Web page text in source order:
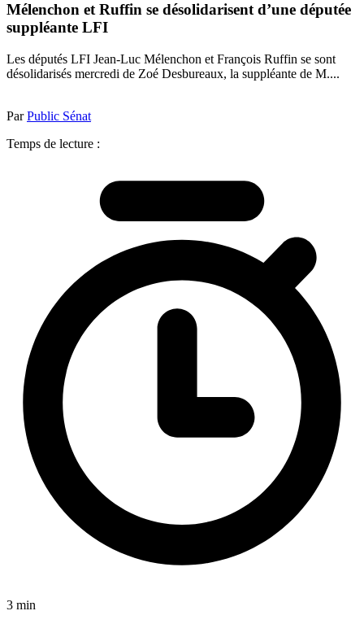
Mélenchon et Ruffin se désolidarisent d’une députée
suppléante LFI
Les députés LFI Jean-Luc Mélenchon et François Ruffin se sont
désolidarisés mercredi de Zoé Desbureaux, la suppléante de M....
ParPublic Sénat
Temps de lecture :
3 min